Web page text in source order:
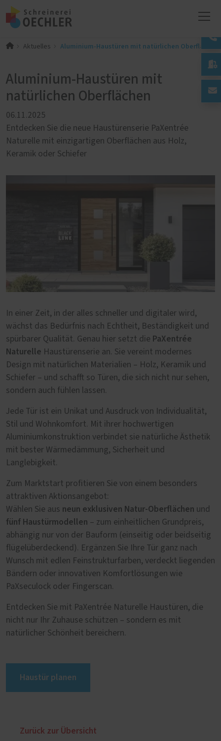
Aktuelles Aluminium-Haustüren mit natürlichen Oberflächen
Aluminium-Haustüren mit
natürlichen Oberflächen
06.11.2025
Entdecken Sie die neue Haustürenserie PaXentrée
Naturelle mit einzigartigen Oberflächen aus Holz,
Keramik oder Schiefer
In einer Zeit, in der alles schneller und digitaler wird,
wächst das Bedürfnis nach Echtheit, Beständigkeit und
spürbarer Qualität. Genau hier setzt die PaXentrée
Naturelle Haustürenserie an. Sie vereint modernes
Design mit natürlichen Materialien – Holz, Keramik und
Schiefer – und schafft so Türen, die sich nicht nur sehen,
sondern auch fühlen lassen.
Jede Tür ist ein Unikat und Ausdruck von Individualität,
Stil und Wohnkomfort. Mit ihrer hochwertigen
Aluminiumkonstruktion verbindet sie natürliche Ästhetik
mit bester Wärmedämmung, Sicherheit und
Langlebigkeit.
Zum Marktstart profitieren Sie von einem besonders
attraktiven Aktionsangebot:
Wählen Sie aus neun exklusiven Natur-Oberflächen und
fünf Haustürmodellen – zum einheitlichen Grundpreis,
abhängig nur von der Bauform (einseitig oder beidseitig
flügelüberdeckend). Ergänzen Sie Ihre Tür ganz nach
Wunsch mit edlen Feinstrukturfarben, verdeckt liegenden
Bändern oder innovativen Komfortlösungen wie
PaXseculock oder Fingerscan.
Entdecken Sie mit PaXentrée Naturelle Haustüren, die
nicht nur Ihr Zuhause schützen – sondern es mit
natürlicher Schönheit bereichern.
Haustür planen
Zurück zur Übersicht
